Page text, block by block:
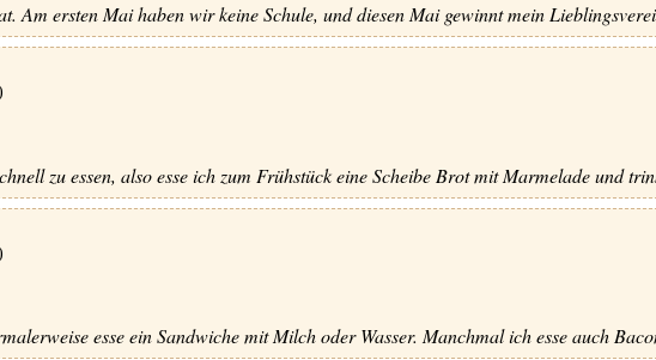
Am ersten Mai haben wir keine Schule, und diesen Mai gewinnt mein
zu essen, also esse ich zum Frühstück eine Scheibe Brot mit Marmelade und
esse ein Sandwiche mit Milch oder Wasser. Manchmal ich esse auch